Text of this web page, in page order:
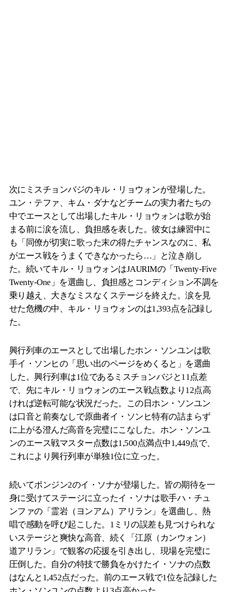
次にミスチョンバジのキル・リョウォンが登場した。
ユン・テファ、キム・ダナなどチームの実力者たちの
中でエースとして出場したキル・リョウォンは歌が始
まる前に涙を流し、負担感を表した。彼女は練習中に
も「同僚が切実に歌った末の得たチャンスなのに、私
がエース戦をうまくできなかったら…」と泣き崩し
た。続いてキル・リョウォンはJAURIMの「Twenty-Five
Twenty-One」を選曲し、負担感とコンディション不調を
乗り越え、大きなミスなくステージを終えた。涙を見
せた危機の中、キル・リョウォンのは1,393点を記録し
た。
興行列車のエースとして出場したホン・ソンユンは歌
手イ・ソンヒの「思い出のページをめくると」を選曲
した。興行列車は1位であるミスチョンバジと11点差
で、先にキル・リョウォンのエース戦点数より12点高
ければ逆転可能な状況だった。この日ホン・ソンユン
は口音と前奏なしで原曲者イ・ソンヒ特有の詰まらず
に上がる澄んだ高音を完璧にこなした。ホン・ソンユ
ンのエース戦マスター点数は1,500点満点中1,449点で、
これにより興行列車が単独1位に立った。
続いてポンジン2のイ・ソナが登場した。皆の期待を一
身に受けてステージに立ったイ・ソナは歌手ハ・チュ
ンファの「霊岩（ヨンアム）アリラン」を選曲し、熱
唱で感動を呼び起こした。1ミリの誤差も見つけられな
いステージと爽快な高音、続く「江原（カンウォン）
道アリラン」で観客の応援を引き出し、現場を完璧に
圧倒した。自分の特技で勝負をかけたイ・ソナの点数
はなんと1,452点だった。前のエース戦で1位を記録した